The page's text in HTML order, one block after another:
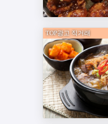
TOP광고 직거래